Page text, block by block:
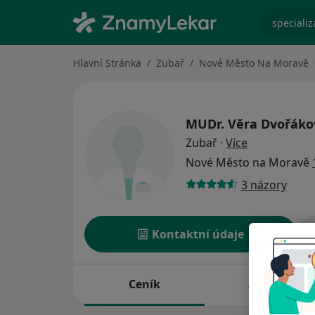
Hlavní Stránka Zubař Nové Město Na Moravě
MUDr. Věra
Zubař · Více
Nové Město na Moravě
3 názory
Kontaktní údaje
Ceník Adresy